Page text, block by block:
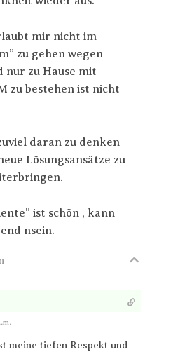
mir nicht im
zu gehen wegen
nur zu Hause mit
zu bestehen ist nicht
daran zu denken
Lösungsansätze zu
ist schön , kann
nsein.
meine tiefen Respekt und